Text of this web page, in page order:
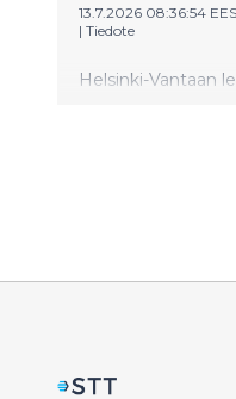
13.7.2026 08:36:54
| Tiedote
Helsinki-Vantaan